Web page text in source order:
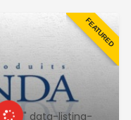
FEATURED
" data-listing-